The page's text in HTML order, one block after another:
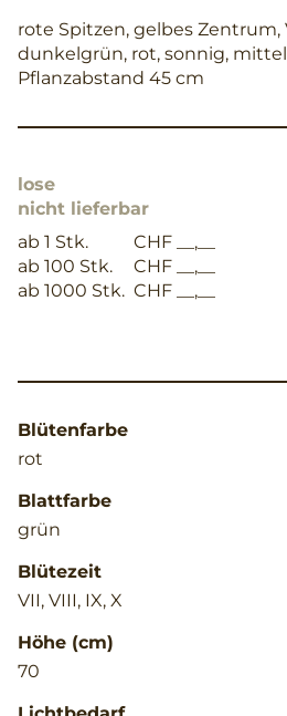
rote Spitzen, gelbes Zentrum,
dunkelgrün, rot, sonnig,
Pflanzabstand 45 cm
lose
nicht lieferbar
ab 1 Stk.
CHF __,__
ab 100 Stk.
CHF __,__
ab 1000 Stk. CHF __,__
Blütenfarbe
rot
Blattfarbe
grün
Blütezeit
VII, VIII, IX, X
Höhe (cm)
70